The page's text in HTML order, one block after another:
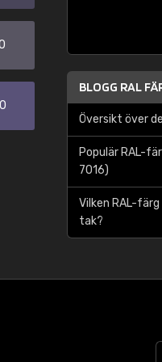
BLOGG RAL
Översikt över
Populär RAL-
7016)
Vilken RAL-
tak?